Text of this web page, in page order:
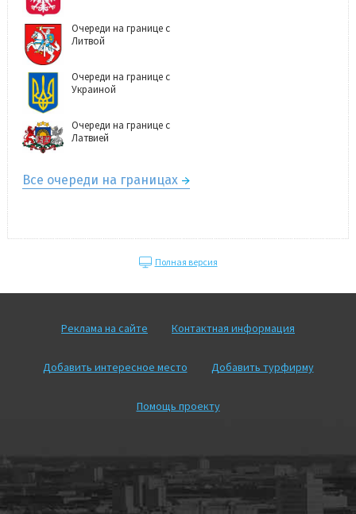
Очереди на границе с
Литвой
Очереди на границе с
Украиной
Очереди на границе с
Латвией
Все очереди на границах
Полная версия
Реклама на сайте Контактная информация
Добавить интересное место Добавить турфирму
Помощь проекту